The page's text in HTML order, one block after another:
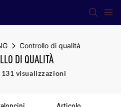
Controllo di qualità
DI QUALITÀ
131 visualizzazioni